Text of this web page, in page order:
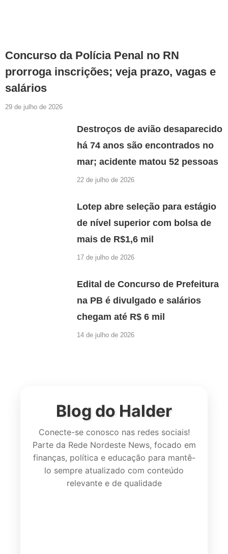
Concurso da Polícia Penal no RN
prorroga inscrições; veja prazo, vagas e
salários
29 de julho de 2026
Destroços de avião desaparecido
há 74 anos são encontrados no
mar; acidente matou 52 pessoas
22 de julho de 2026
Lotep abre seleção para estágio
de nível superior com bolsa de
mais de R$1,6 mil
17 de julho de 2026
Edital de Concurso de Prefeitura
na PB é divulgado e salários
chegam até R$ 6 mil
14 de julho de 2026
Blog do Halder
Conecte-se conosco nas redes sociais!
Parte da Rede Nordeste News, focado em
finanças, política e educação para mantê-
lo sempre atualizado com conteúdo
relevante e de qualidade